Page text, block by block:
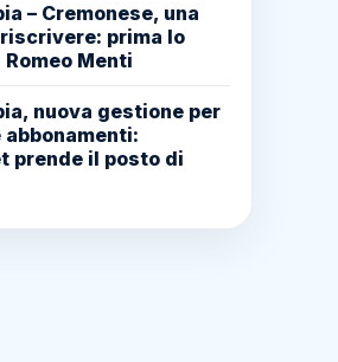
– Cremonese, una
prima lo
Menti
nuova gestione per
prende il posto di